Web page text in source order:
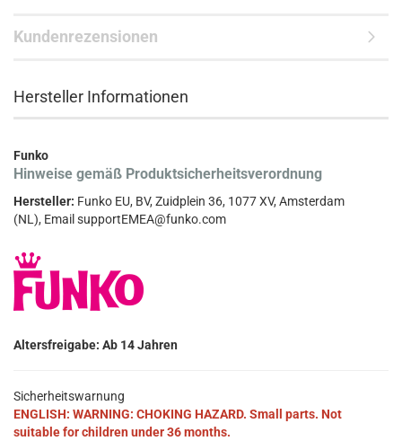
Kundenrezensionen
Hersteller Informationen
Funko
Hinweise gemäß Produktsicherheitsverordnung
Hersteller: Funko EU, BV, Zuidplein 36, 1077 XV, Amsterdam
(NL), Email supportEMEA@funko.com
Altersfreigabe: Ab 14 Jahren
Sicherheitswarnung
ENGLISH: WARNING: CHOKING HAZARD. Small parts. Not
suitable for children under 36 months.